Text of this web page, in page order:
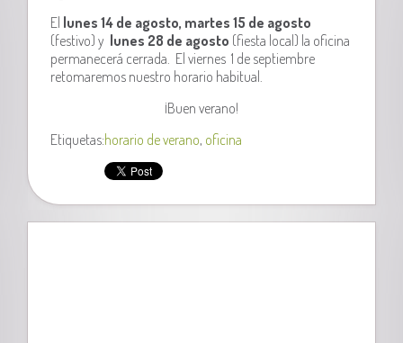
El lunes 14 de agosto, martes 15 de agosto
(festivo) y lunes 28 de agosto (fiesta local) la oficina
permanecerá cerrada. El viernes 1 de septiembre
retomaremos nuestro horario habitual.
¡Buen verano!
Etiquetas:horario de verano, oficina